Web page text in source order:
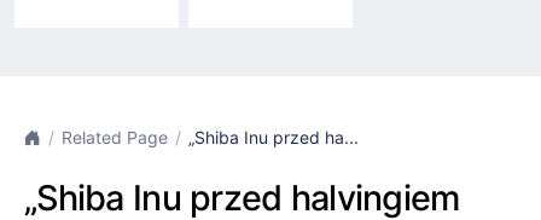
Related Page „Shiba Inu przed ha...
„Shiba Inu przed halvingiem